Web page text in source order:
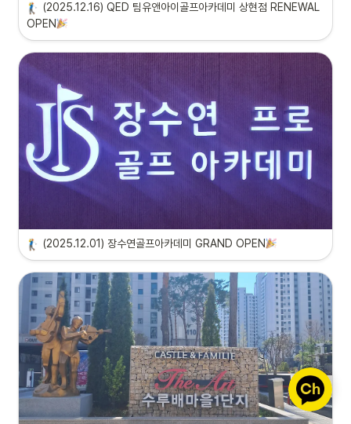
(2025.12.16) QED 팀유앤아이골프아카데미 상현점 RENEWAL
OPEN
(2025.12.01) 장수연골프아카데미 GRAND OPEN